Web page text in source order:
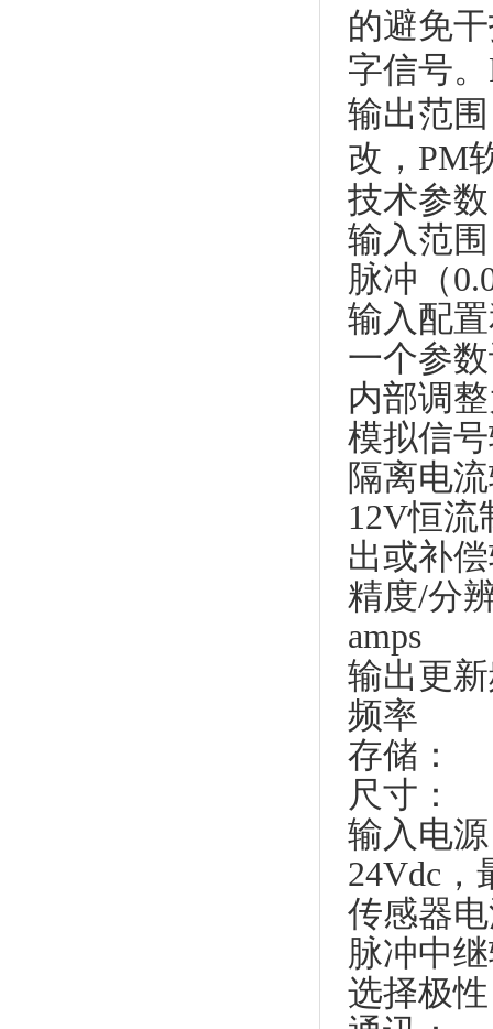
的避免
字信号
输出范
改，PM
技术参
输入范
脉冲（
输入配
一个参
内部调
模拟信
隔离电
12V恒流
出或补
精度/分
amps
输出更
频率
存储：
尺寸：
输入电
24Vdc，
传感器
脉冲中
选择极性